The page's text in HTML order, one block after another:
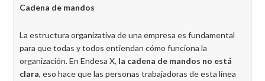
Cadena de mandos
La estructura organizativa de una empresa es fundamental
para que todas y todos entiendan cómo funciona la
organización. En Endesa X, la cadena de mandos no está
clara, eso hace que las personas trabajadoras de esta línea